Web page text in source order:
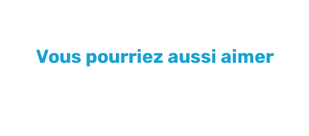
Vous pourriez aussi aimer